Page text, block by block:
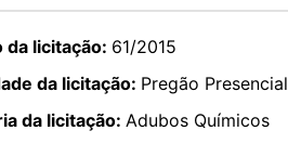
da licitação: 61/2015
da licitação: Pregão
da licitação: Adubos Químicos